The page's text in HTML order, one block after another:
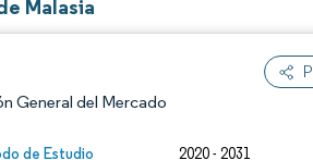
Malasia
General del Mercado
de Estudio 2020 - 2031